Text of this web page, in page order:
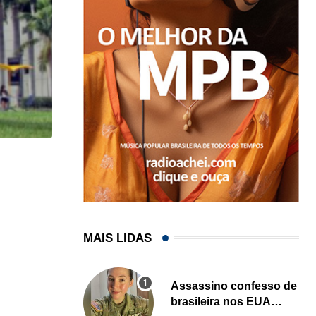
HISTÓRICO
Açaí é reconhecido oficialmente como fruto
MAIS LIDAS
Assassino confesso de
brasileira nos EUA